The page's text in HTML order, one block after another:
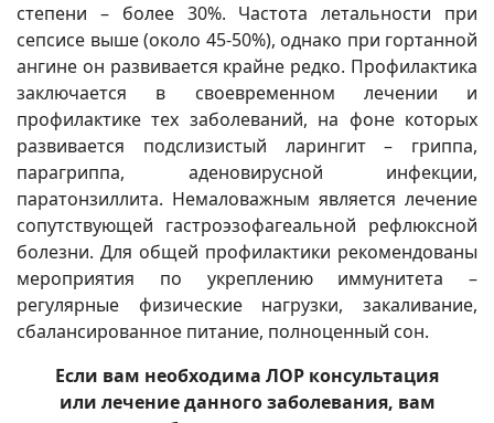
степени – более 30%. Частота летальности при
сепсисе выше (около 45-50%), однако при гортанной
ангине он развивается крайне редко. Профилактика
заключается в своевременном лечении и
профилактике тех заболеваний, на фоне которых
развивается подслизистый ларингит – гриппа,
парагриппа, аденовирусной инфекции,
паратонзиллита. Немаловажным является лечение
сопутствующей гастроэзофагеальной рефлюксной
болезни. Для общей профилактики рекомендованы
мероприятия по укреплению иммунитета –
регулярные физические нагрузки, закаливание,
сбалансированное питание, полноценный сон.
Если вам необходима ЛОР консультация
или лечение данного заболевания, вам